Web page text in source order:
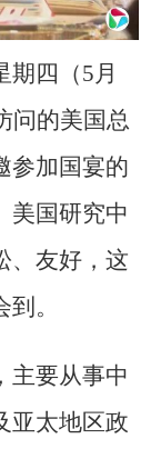
期四（5月
问的美国总
参加国宴的
美国研究中
、友好，这
。
主要从事中
亚太地区政